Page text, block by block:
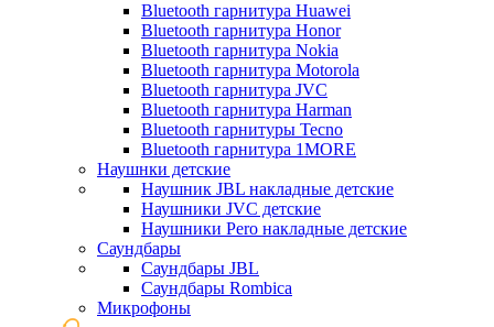
Bluetooth гарнитура Huawei
Bluetooth гарнитура Honor
Bluetooth гарнитура Nokia
Bluetooth гарнитура Motorola
Bluetooth гарнитура JVC
Bluetooth гарнитура Harman
Bluetooth гарнитуры Tecno
Bluetooth гарнитура 1MORE
Наушнки детские
Наушник JBL накладные детские
Наушники JVC детские
Наушники Pero накладные детские
Саундбары
Саундбары JBL
Саундбары Rombica
Микрофоны